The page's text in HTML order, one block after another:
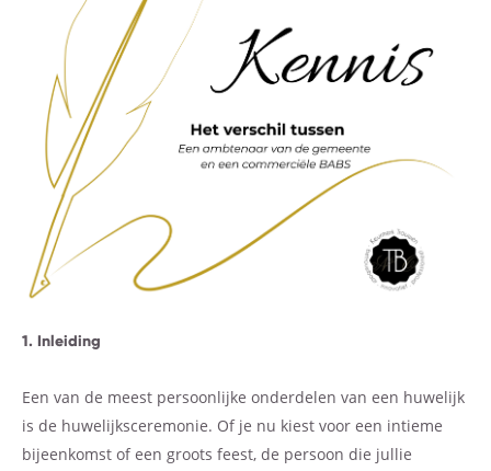
1. Inleiding
Een van de meest persoonlijke onderdelen van een huwelijk
is de huwelijksceremonie. Of je nu kiest voor een intieme
bijeenkomst of een groots feest, de persoon die jullie